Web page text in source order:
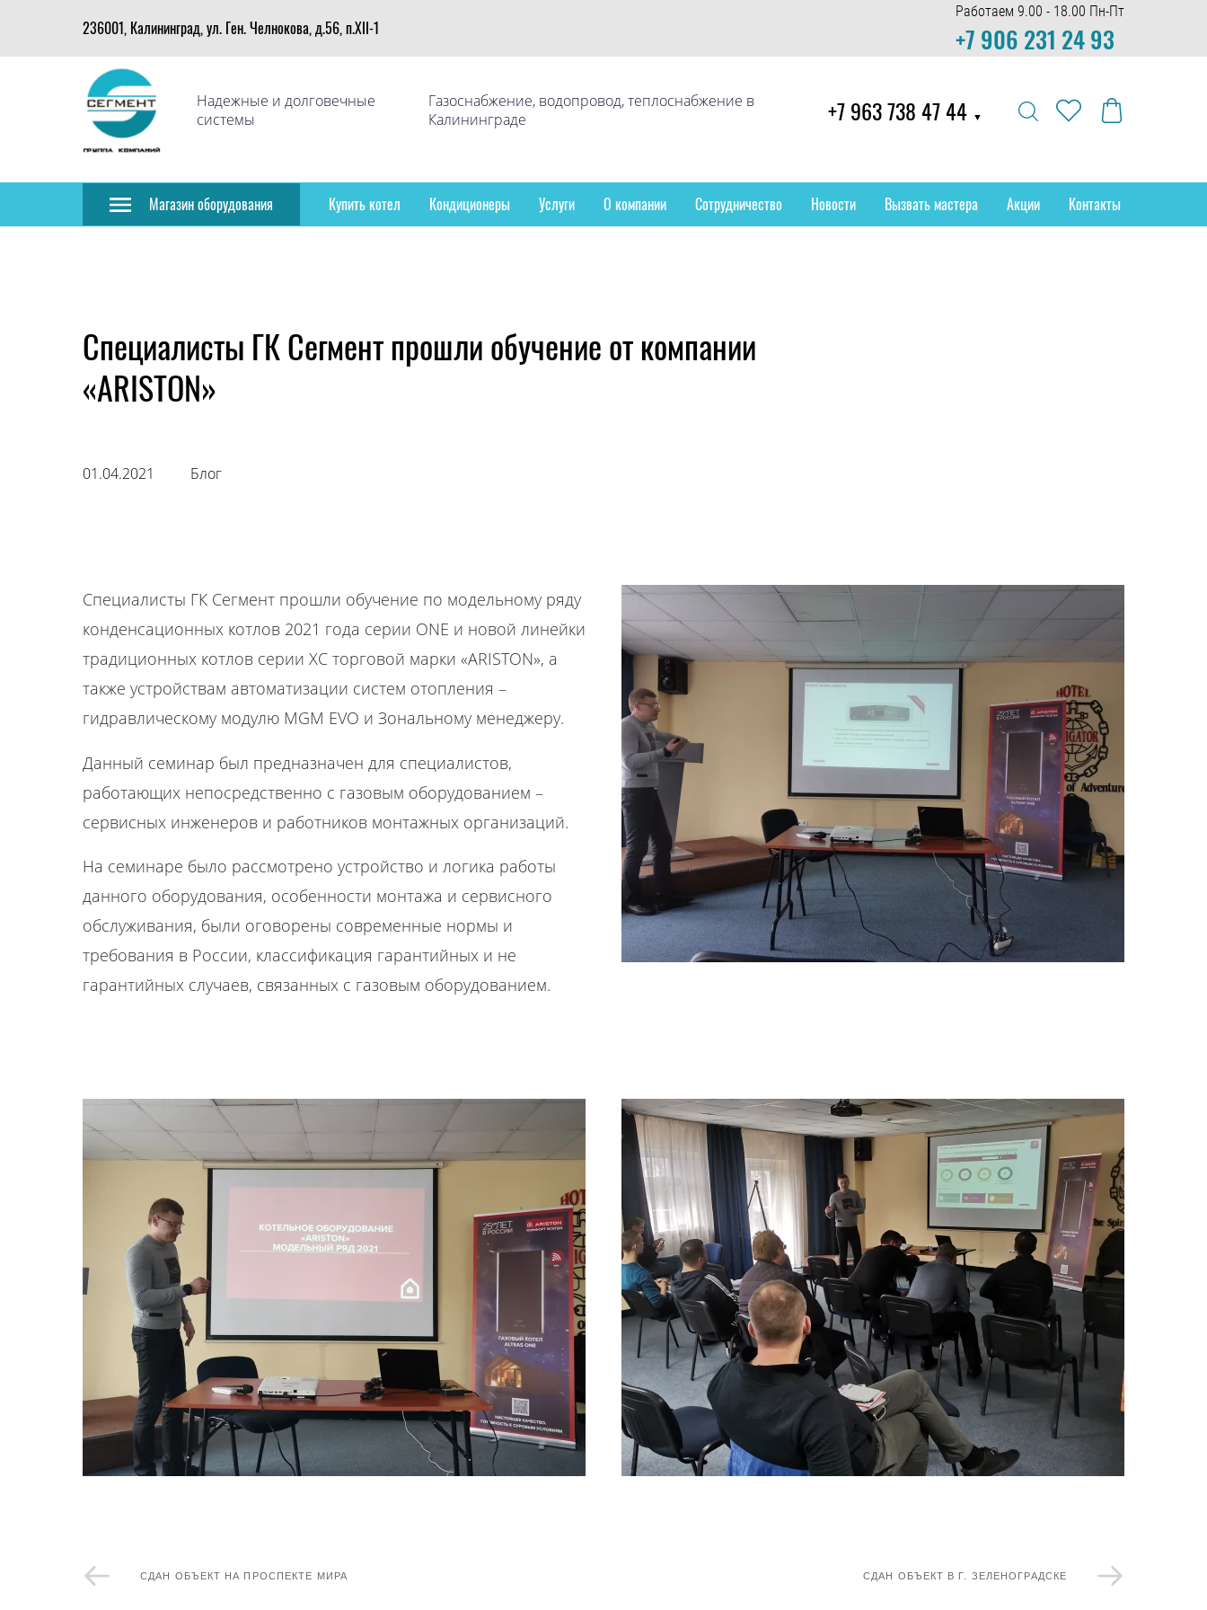
236001, Калининград, ул. Ген. Челнокова, д.56, п.XII-1
Работаем 9.00 - 18.00 Пн-Пт
+7 906 231 24 93
Надежные и долговечные
системы
Газоснабжение, водопровод, теплоснабжение в
Калининграде
+7 963 738 47 44 ▼
Магазин оборудования Купить котел Кондиционеры Услуги О компании Сотрудничество Новости Вызвать мастера Акции Контакты
Специалисты ГК Сегмент прошли обучение от компании
«ARISTON»
01.04.2021 Блог
Специалисты ГК Сегмент прошли обучение по модельному ряду
конденсационных котлов 2021 года серии ONE и новой линейки
традиционных котлов серии XC торговой марки «ARISTON», а
также устройствам автоматизации систем отопления –
гидравлическому модулю MGM EVO и Зональному менеджеру.
Данный семинар был предназначен для специалистов,
работающих непосредственно с газовым оборудованием –
сервисных инженеров и работников монтажных организаций.
На семинаре было рассмотрено устройство и логика работы
данного оборудования, особенности монтажа и сервисного
обслуживания, были оговорены современные нормы и
требования в России, классификация гарантийных и не
гарантийных случаев, связанных с газовым оборудованием.
СДАН ОБЪЕКТ НА ПРОСПЕКТЕ МИРА СДАН ОБЪЕКТ В Г. ЗЕЛЕНОГРАДСКЕ